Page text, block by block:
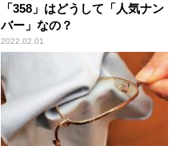
「358」はどうして「人気ナン
バー」なの？
2022.02.01